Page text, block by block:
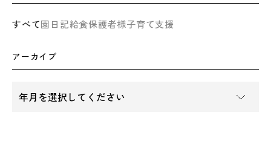
すべて園日記給食保護者様子育て支援
アーカイブ